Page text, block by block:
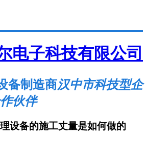
备制造商汉中市科技型企
伙伴
设备的施工丈量是如何做的